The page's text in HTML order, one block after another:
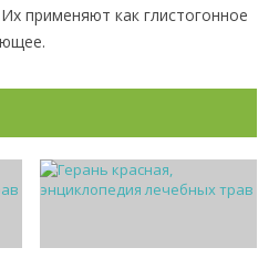
применяют как глистогонное